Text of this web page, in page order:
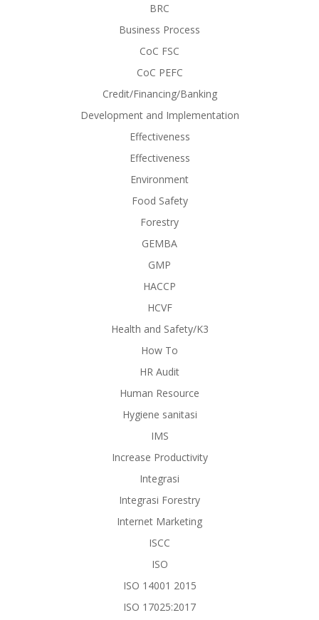
BRC
Business Process
CoC FSC
CoC PEFC
Credit/Financing/Banking
Development and Implementation
Effectiveness
Effectiveness
Environment
Food Safety
Forestry
GEMBA
GMP
HACCP
HCVF
Health and Safety/K3
How To
HR Audit
Human Resource
Hygiene sanitasi
IMS
Increase Productivity
Integrasi
Integrasi Forestry
Internet Marketing
ISCC
ISO
ISO 14001 2015
ISO 17025:2017